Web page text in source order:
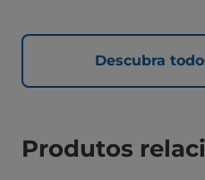
Descubra
Produtos